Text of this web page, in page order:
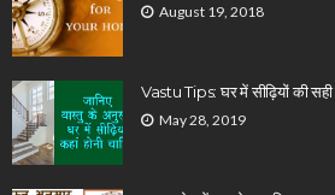
August 19, 2018
Vastu Tips: घर में सीढ़ियों की सही
May 28, 2019